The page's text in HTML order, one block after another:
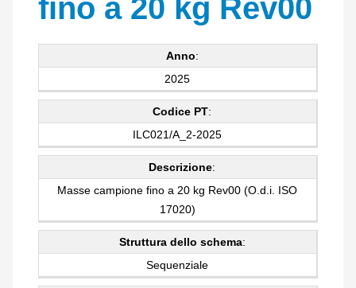
fino a 20 kg Rev00
Anno:
2025
Codice PT:
ILC021/A_2-2025
Descrizione:
Masse campione fino a 20 kg Rev00 (O.d.i. ISO
17020)
Struttura dello schema:
Sequenziale